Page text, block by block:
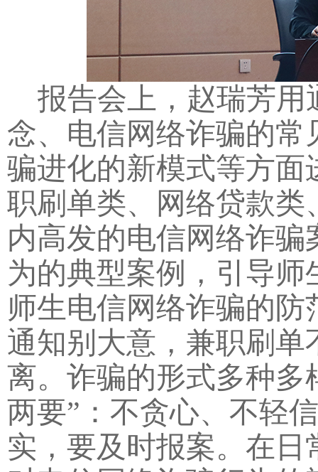
报告会上，赵瑞芳
念、电信网络诈骗的
骗进化的新模式等方
职刷单类、网络贷款
内高发的电信网络诈
为的典型案例，引导
师生电信网络诈骗的
通知别大意，兼职刷
离。诈骗的形式多种多
两要”：不贪心、不轻
实，要及时报案。在